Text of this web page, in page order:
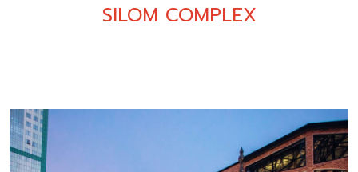
SILOM COMPLEX